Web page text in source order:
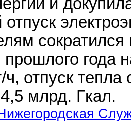
года
отпуск тепла
млрд. Гкал.